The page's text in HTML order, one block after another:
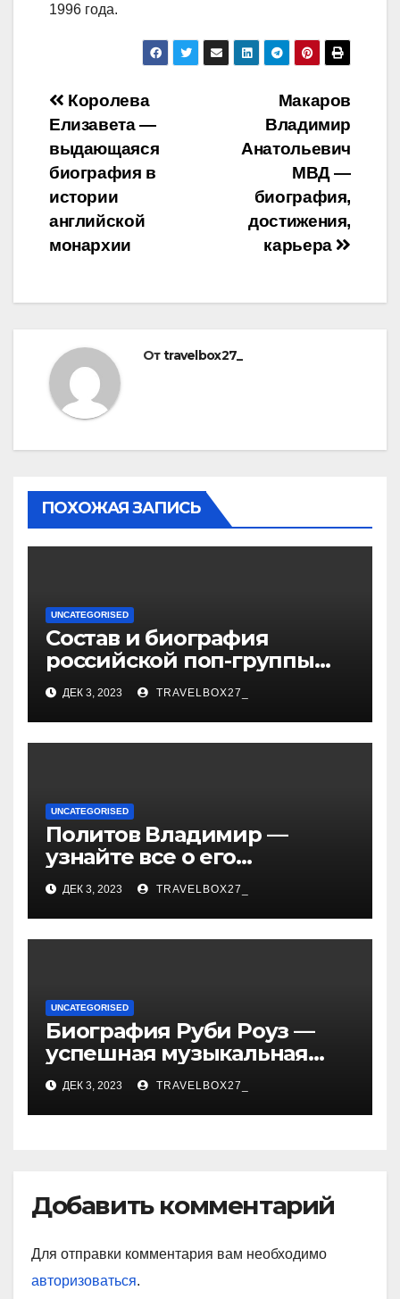
1996 года.
Навигация
по
записям
Макаров
Владимир
Анатольевич
МВД —
биография,
достижения,
карьера
Королева
Елизавета —
выдающаяся
биография в
истории
английской
монархии
Отtravelbox27_
ПОХОЖАЯ ЗАПИСЬ
UNCATEGORISED
Состав и биография
российской поп-группы
«Иванушки интернешнл»
— история успеха, музыка
и судьбы участников
ДЕК 3, 2023 TRAVELBOX27_
UNCATEGORISED
Политов Владимир —
узнайте все о его
биографии, возрасте и
впечатляющих
достижениях!
ДЕК 3, 2023 TRAVELBOX27_
UNCATEGORISED
Биография Руби Роуз —
успешная музыкальная
карьера, личная жизнь и
знаковые достижения
ДЕК 3, 2023 TRAVELBOX27_
Добавить комментарий
Для отправки комментария вам необходимо
авторизоваться.